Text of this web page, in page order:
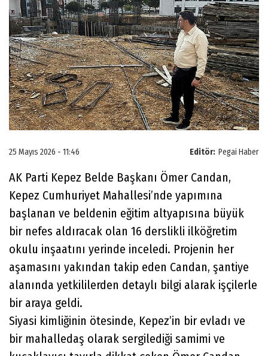
Editör: Pegai Haber
25 Mayıs 2026 - 11:46
​AK Parti Kepez Belde Başkanı Ömer Candan,
Kepez Cumhuriyet Mahallesi’nde yapımına
başlanan ve beldenin eğitim altyapısına büyük
bir nefes aldıracak olan 16 derslikli ilköğretim
okulu inşaatını yerinde inceledi. Projenin her
aşamasını yakından takip eden Candan, şantiye
alanında yetkililerden detaylı bilgi alarak işçilerle
bir araya geldi.
​Siyasi kimliğinin ötesinde, Kepez’in bir evladı ve
bir mahalledaş olarak sergilediği samimi ve